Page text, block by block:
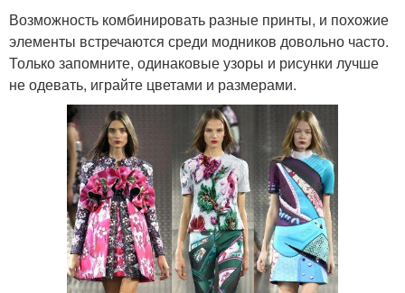
Возможность комбинировать разные принты, и похожие
элементы встречаются среди модников довольно часто.
Только запомните, одинаковые узоры и рисунки лучше
не одевать, играйте цветами и размерами.